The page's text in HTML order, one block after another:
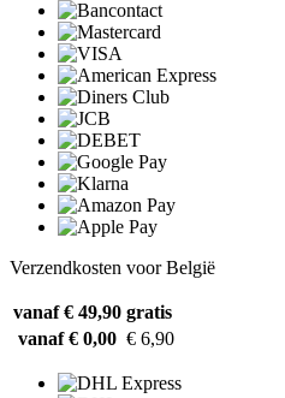
Verzendkosten voor België
vanaf € 49,90 gratis
vanaf € 0,00 € 6,90